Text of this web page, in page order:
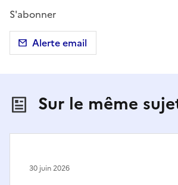
S'abonner
Alerte email
Sur le même
30 juin 2026